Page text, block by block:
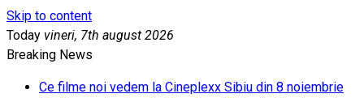
Skip to content
Today vineri, 7th august 2026
Breaking News
Ce filme noi vedem la Cineplexx Sibiu din 8 noiembrie